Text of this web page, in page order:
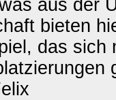
aus der
bieten
das sich